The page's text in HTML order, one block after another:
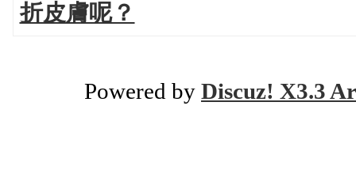
折皮膚呢？
Powered by Discuz! X3.3